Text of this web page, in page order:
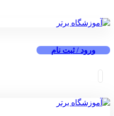
ورود / ثبت نام